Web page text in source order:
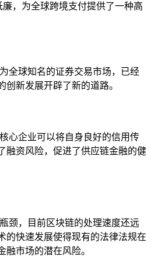
，为全球跨境支付提供了一种高
全球知名的证券交易市场，已经
新发展开辟了新的道路。
心企业可以将自身良好的信用传
融资风险，促进了供应链金融的健
颈，目前区块链的处理速度还远
的快速发展使得现有的法律法规在
市场的潜在风险。